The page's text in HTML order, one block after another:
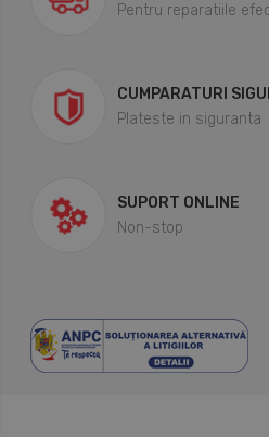
Pentru reparatiile
CUMPARATURI
Plateste in siguranta
SUPORT ONLINE
Non-stop